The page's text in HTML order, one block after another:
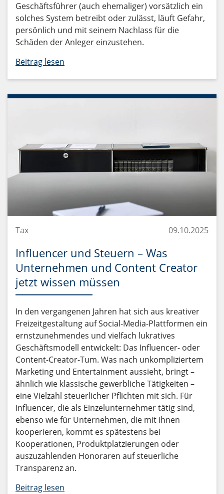
Geschäftsführer (auch ehemaliger) vorsätzlich ein
solches System betreibt oder zulässt, läuft Gefahr,
persönlich und mit seinem Nachlass für die
Schäden der Anleger einzustehen.
Beitrag lesen
Tax 09.10.2025
Influencer und Steuern – Was
Unternehmen und Content Creator
jetzt wissen müssen
In den vergangenen Jahren hat sich aus kreativer
Freizeitgestaltung auf Social-Media-Plattformen ein
ernstzunehmendes und vielfach lukratives
Geschäftsmodell entwickelt: Das Influencer- oder
Content-Creator-Tum. Was nach unkompliziertem
Marketing und Entertainment aussieht, bringt –
ähnlich wie klassische gewerbliche Tätigkeiten –
eine Vielzahl steuerlicher Pflichten mit sich. Für
Influencer, die als Einzelunternehmer tätig sind,
ebenso wie für Unternehmen, die mit ihnen
kooperieren, kommt es spätestens bei
Kooperationen, Produktplatzierungen oder
auszuzahlenden Honoraren auf steuerliche
Transparenz an.
Beitrag lesen